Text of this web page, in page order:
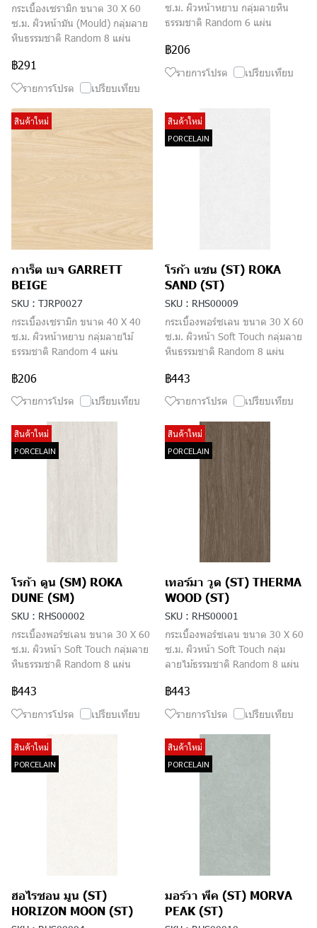
กระเบื้องเซรามิก ขนาด 30 X 60
ซ.ม. ผิวหน้ามัน (Mould) กลุ่มลาย
หินธรรมชาติ Random 8 แผ่น
฿291
รายการโปรด เปรียบเทียบ
ซ.ม. ผิวหน้าหยาบ กลุ่มลายหิน
ธรรมชาติ Random 6 แผ่น
฿206
รายการโปรด เปรียบเทียบ
สินค้าใหม่
กาเร็ต เบจ GARRETT
BEIGE
SKU : TJRP0027
กระเบื้องเซรามิก ขนาด 40 X 40
ซ.ม. ผิวหน้าหยาบ กลุ่มลายไม้
ธรรมชาติ Random 4 แผ่น
฿206
รายการโปรด เปรียบเทียบ
สินค้าใหม่
PORCELAIN
โรก้า แซน (ST) ROKA
SAND (ST)
SKU : RHS00009
กระเบื้องพอร์ซเลน ขนาด 30 X 60
ซ.ม. ผิวหน้า Soft Touch กลุ่มลาย
หินธรรมชาติ Random 8 แผ่น
฿443
รายการโปรด เปรียบเทียบ
สินค้าใหม่
PORCELAIN
โรก้า ดูน (SM) ROKA
DUNE (SM)
SKU : RHS00002
กระเบื้องพอร์ซเลน ขนาด 30 X 60
ซ.ม. ผิวหน้า Soft Touch กลุ่มลาย
หินธรรมชาติ Random 8 แผ่น
฿443
รายการโปรด เปรียบเทียบ
สินค้าใหม่
PORCELAIN
เทอร์มา วูด (ST) THERMA
WOOD (ST)
SKU : RHS00001
กระเบื้องพอร์ซเลน ขนาด 30 X 60
ซ.ม. ผิวหน้า Soft Touch กลุ่ม
ลายไม้ธรรมชาติ Random 8 แผ่น
฿443
รายการโปรด เปรียบเทียบ
สินค้าใหม่
PORCELAIN
ฮอไรซอน มูน (ST)
HORIZON MOON (ST)
สินค้าใหม่
PORCELAIN
มอร์วา พีค (ST) MORVA
PEAK (ST)